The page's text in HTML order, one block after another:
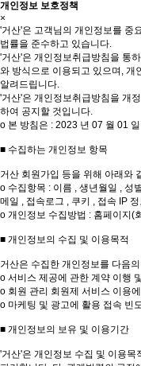
개인정보 보호정책
×
'거산'은 고객님의 개인정보를 중
법률을 준수하고 있습니다.
'거산'은 개인정보취급방침을 통
와 방식으로 이용되고 있으며, 개
알려드립니다.
'거산'은 개인정보취급방침을 개
하여 공지할 것입니다.
ο 본 방침은 : 2023 년 07 월 01
■ 수집하는 개인정보 항목
거산 회원가입 등을 위해 아래와
ο 수집항목 : 이름 , 생년월일 , 성
메일 , 접속로그 , 쿠키 , 접속 IP
ο 개인정보 수집방법 : 홈페이지(
■ 개인정보의 수집 및 이용목적
거산은 수집한 개인정보를 다음
ο 서비스 제공에 관한 계약 이행
ο 회원 관리 회원제 서비스 이용
ο 마케팅 및 광고에 활용 접속 빈
■ 개인정보의 보유 및 이용기간
'거산'은 개인정보 수집 및 이용목